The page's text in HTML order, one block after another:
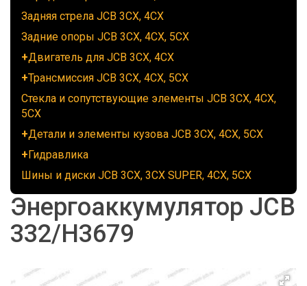
Задняя стрела JCB 3CX, 4CX
Задние опоры JCB 3CX, 4CX, 5CX
Двигатель для JCB 3CX, 4CX
Трансмиссия JCB 3CX, 4CX, 5CX
Стекла и сопутствующие элементы JCB 3CX, 4CX,
5CX
Детали и элементы кузова JCB 3CX, 4CX, 5CX
Гидравлика
Шины и диски JCB 3CX, 3CX SUPER, 4CX, 5CX
Энергоаккумулятор JCB
332/H3679